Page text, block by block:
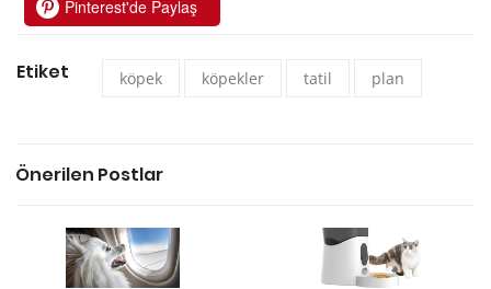
Pinterest'de Paylaş
Etiket köpek köpekler tatil plan
Önerilen Postlar